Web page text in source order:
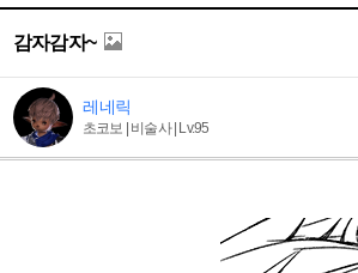
감자감자~
레네릭
초코보 | 비술사 | Lv.95